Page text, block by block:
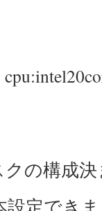
の構成
設定でき